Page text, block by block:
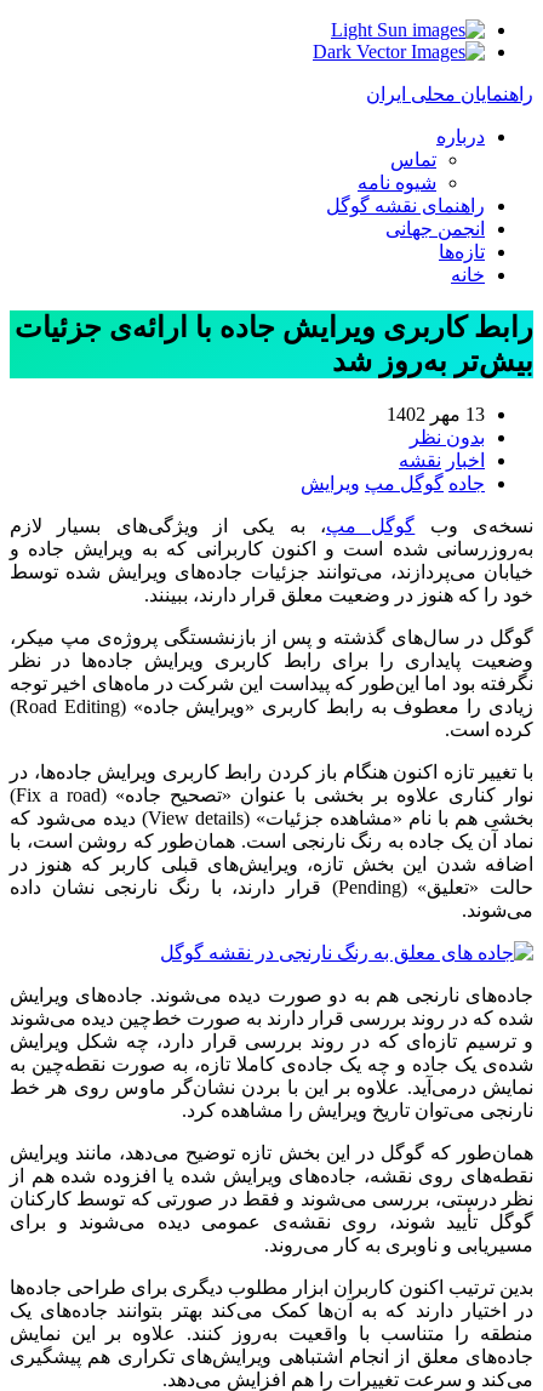
Light
Dark
راهنمایان محلی ایران
درباره
تماس
شیوه نامه
راهنمای نقشه گوگل
انجمن جهانی
تازه‌ها
خانه
رابط کاربری ویرایش جاده با ارائه‌ی جزئیات
بیش‌تر به‌روز شد
13 مهر 1402
بدون نظر
اخبار نقشه
جاده گوگل مپ ویرایش
نسخه‌ی وب گوگل مپ، به یکی از ویژگی‌های بسیار لازم
به‌روزرسانی شده است و اکنون کاربرانی که به ویرایش جاده و
خیابان می‌پردازند، می‌توانند جزئیات جاده‌های ویرایش شده توسط
خود را که هنوز در وضعیت معلق قرار دارند، ببینند.
گوگل در سال‌های گذشته و پس از بازنشستگی پروژه‌ی مپ میکر،
وضعیت پایداری را برای رابط کاربری ویرایش جاده‌ها در نظر
نگرفته بود اما این‌طور که پیداست این شرکت در ماه‌های اخیر توجه
زیادی را معطوف به رابط کاربری «ویرایش جاده» (Road Editing)
کرده است.
با تغییر تازه اکنون هنگام باز کردن رابط کاربری ویرایش جاده‌ها، در
نوار کناری علاوه بر بخشی با عنوان «تصحیح جاده» (Fix a road)
بخشی هم با نام «مشاهده جزئیات» (View details) دیده می‌شود که
نماد آن یک جاده به رنگ نارنجی است. همان‌طور که روشن است، با
اضافه شدن این بخش تازه، ویرایش‌های قبلی کاربر که هنوز در
حالت «تعلیق» (Pending) قرار دارند، با رنگ نارنجی نشان داده
می‌شوند.
جاده‌های نارنجی هم به دو صورت دیده می‌شوند. جاده‌های ویرایش
شده که در روند بررسی قرار دارند به صورت خط‌چین دیده می‌شوند
و ترسیم تازه‌ای که در روند بررسی قرار دارد، چه شکل ویرایش
شده‌ی یک جاده و چه یک جاده‌ی کاملا تازه، به صورت نقطه‌چین به
نمایش درمی‌آید. علاوه بر این با بردن نشان‌گر ماوس روی هر خط
نارنجی می‌توان تاریخ ویرایش را مشاهده کرد.
همان‌طور که گوگل در این بخش تازه توضیح می‌دهد، مانند ویرایش
نقطه‌های روی نقشه، جاده‌های ویرایش شده یا افزوده شده هم از
نظر درستی، بررسی می‌شوند و فقط در صورتی که توسط کارکنان
گوگل تأیید شوند، روی نقشه‌ی عمومی دیده می‌شوند و برای
مسیریابی و ناوبری به کار می‌روند.
بدین ترتیب اکنون کاربران ابزار مطلوب دیگری برای طراحی جاده‌ها
در اختیار دارند که به آن‌ها کمک می‌کند بهتر بتوانند جاده‌های یک
منطقه را متناسب با واقعیت به‌روز کنند. علاوه بر این نمایش
جاده‌های معلق از انجام اشتباهی ویرایش‌های تکراری هم پیشگیری
می‌کند و سرعت تغییرات را هم افزایش می‌دهد.